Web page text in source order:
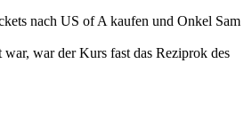
nach US of A kaufen und Onkel Sam
war der Kurs fast das Reziprok des